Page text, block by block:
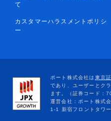
て
カスタマーハラスメントポリシ
ー